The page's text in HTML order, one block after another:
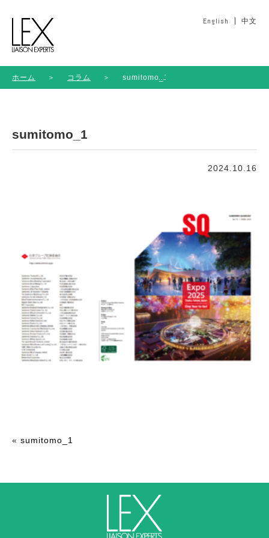
English 中文
ホーム ＞ コラム ＞ sumitomo_1
sumitomo_1
2024.10.16
« sumitomo_1